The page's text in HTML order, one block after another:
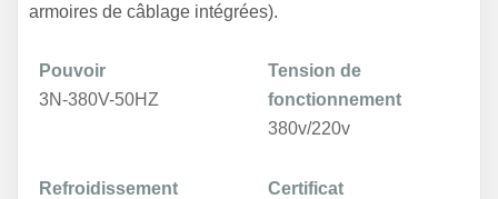
armoires de câblage intégrées).
Pouvoir
3N-380V-50HZ
Tension de
fonctionnement
380v/220v
Refroidissement
Certificat